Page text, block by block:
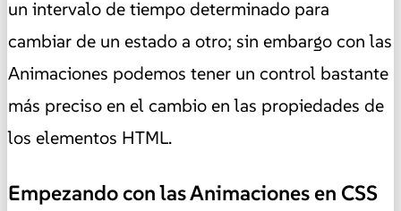
un intervalo de tiempo determinado para
cambiar de un estado a otro; sin embargo con las
Animaciones podemos tener un control bastante
más preciso en el cambio en las propiedades de
los elementos HTML.
Empezando con las Animaciones en CSS